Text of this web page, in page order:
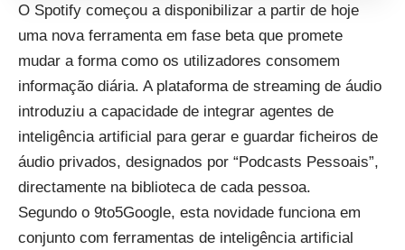
O Spotify começou a disponibilizar a partir de hoje
uma nova ferramenta em fase beta que promete
mudar a forma como os utilizadores consomem
informação diária. A plataforma de streaming de áudio
introduziu a capacidade de integrar agentes de
inteligência artificial para gerar e guardar ficheiros de
áudio privados, designados por “Podcasts Pessoais”,
directamente na biblioteca de cada pessoa.
Segundo o 9to5Google, esta novidade funciona em
conjunto com ferramentas de inteligência artificial